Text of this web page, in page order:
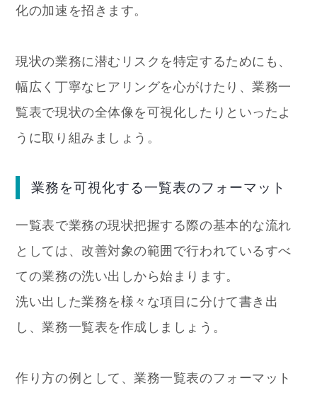
化の加速を招きます。
現状の業務に潜むリスクを特定するためにも、
幅広く丁寧なヒアリングを心がけたり、業務一
覧表で現状の全体像を可視化したりといったよ
うに取り組みましょう。
業務を可視化する一覧表のフォーマット
一覧表で業務の現状把握する際の基本的な流れ
としては、改善対象の範囲で行われているすべ
ての業務の洗い出しから始まります。
洗い出した業務を様々な項目に分けて書き出
し、業務一覧表を作成しましょう。
作り方の例として、業務一覧表のフォーマット